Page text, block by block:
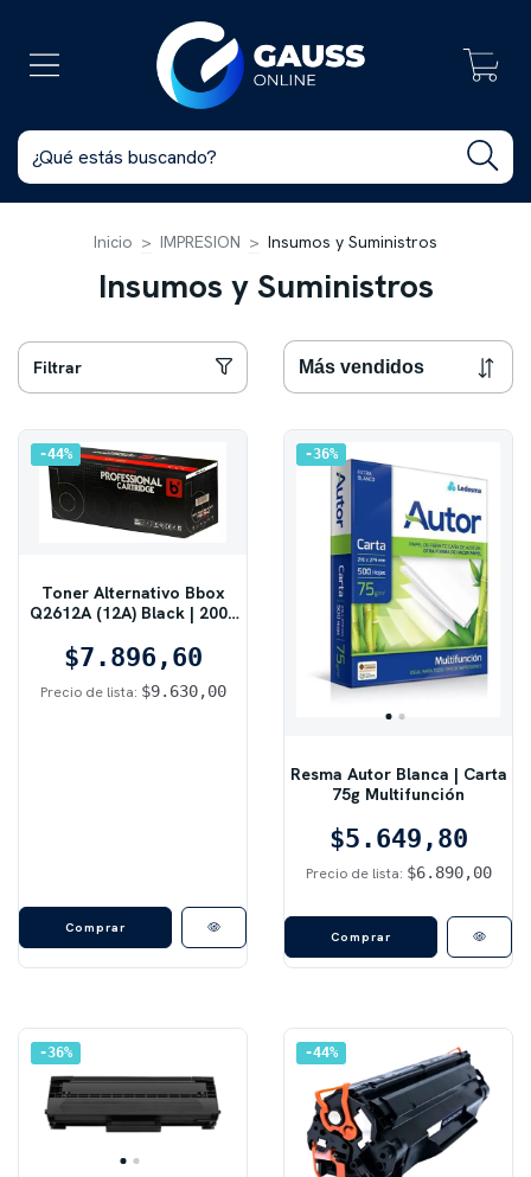
Inicio > IMPRESION > Insumos y Suministros
Insumos y Suministros
Filtrar
44%
Toner Alternativo Bbox
Q2612A (12A) Black | 2000
$7.896,60
Precio de lista: $9.630,00
36%
Resma Autor Blanca | Carta
75g Multifunción
$5.649,80
Precio de lista: $6.890,00
Comprar
36% 44%